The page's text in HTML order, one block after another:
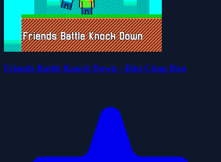
Friends Battle Knock Down - Đấu Cùng Bạn